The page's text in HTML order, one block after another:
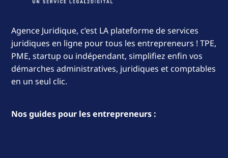
Agence Juridique, c’est LA plateforme de services
juridiques en ligne pour tous les entrepreneurs ! TPE,
PME, startup ou indépendant, simplifiez enfin vos
démarches administratives, juridiques et comptables
en un seul clic.
Nos guides pour les entrepreneurs :